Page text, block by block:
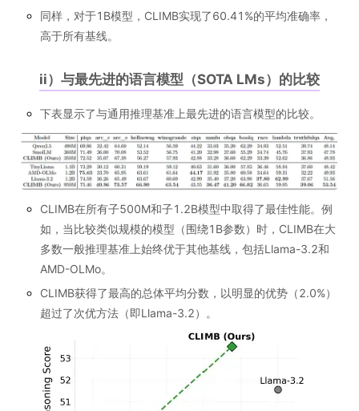
同样，对于1B模型，CLIMB实现了60.41%的平均准确率，
高于所有基线。
ii）与最先进的语言模型（SOTA LMs）的比较
下表显示了与通用推理基准上最先进的语言模型的比较。
CLIMB在所有子500M和子1.2B模型中取得了最佳性能。例
如，当比较类似规模的模型（围绕1B参数）时，CLIMB在大
多数一般推理基准上始终优于其他基线，包括Llama-3.2和
AMD-OLMo。
CLIMB获得了最高的总体平均分数，以明显的优势（2.0%）
超过了次优方法（即Llama-3.2）。